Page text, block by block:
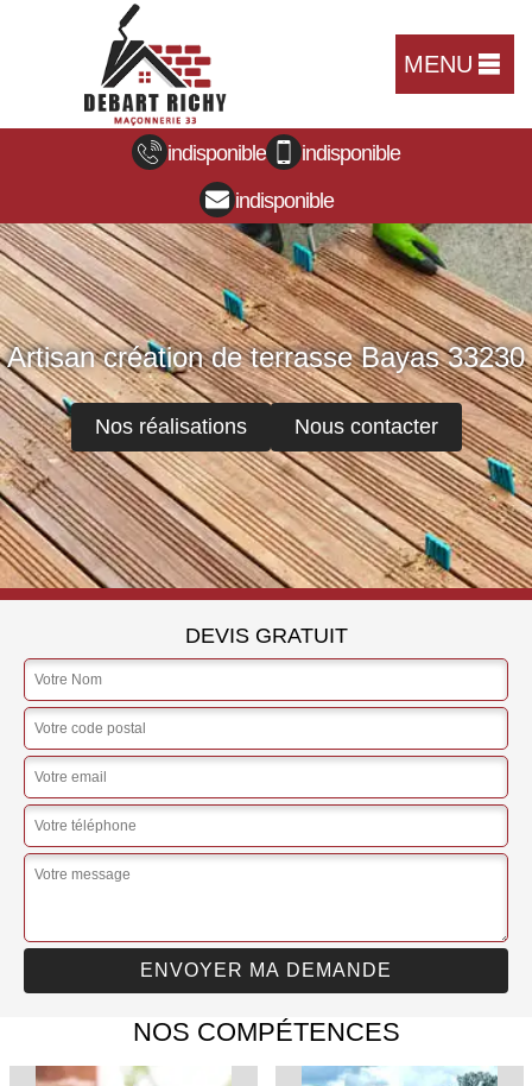
MENU
indisponible
indisponible
indisponible
Artisan création de terrasse Bayas 33230
Nos réalisations Nous contacter
DEVIS GRATUIT
NOS COMPÉTENCES